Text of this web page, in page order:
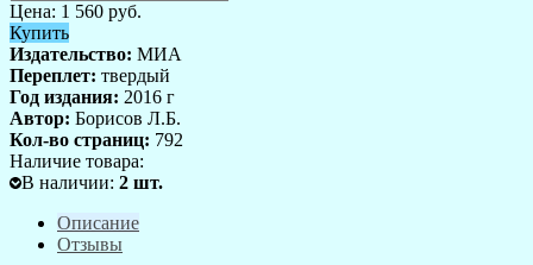
Цена: 1 560 руб.
Купить
Издательство: МИА
Переплет: твердый
Год издания: 2016 г
Автор: Борисов Л.Б.
Кол-во страниц: 792
Наличие товара:
В наличии: 2 шт.
Описание
Отзывы